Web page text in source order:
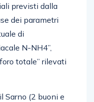
previsti dalla
dei parametri
di
N-NH4”,
totale” rilevati
Sarno (2 buoni e